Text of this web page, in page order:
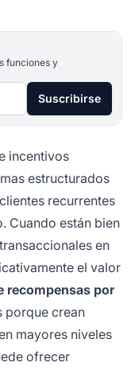
funciones y
Suscribirse
incentivos
estructurados
recurrentes
Cuando están bien
en
el valor
recompensas por
porque crean
mayores niveles
ofrecer